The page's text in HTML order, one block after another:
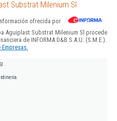
Substrat Milenium Sl
ofrecida por
Aguiplast Substrat Milenium Sl procede
de INFORMA D&B S.A.U. (S.M.E.).